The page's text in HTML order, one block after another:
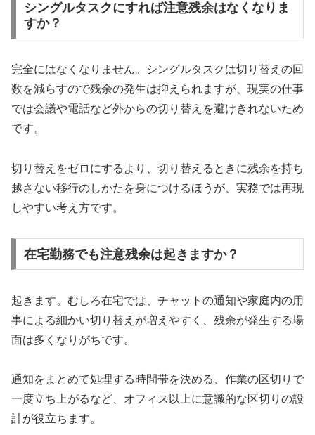
シングルタスクにすれば注意残余はなくなりま
すか？
完全にはなくなりません。シングルタスクは切り替えの回
数を減らすので残余の発生は抑えられますが、現実の仕事
では会議や電話など外からの切り替えを避けきれないため
です。
切り替えをゼロにするより、切り替えるときに残余を持ち
越さない移行のしかたを身につけるほうが、実務では再現
しやすい考え方です。
在宅勤務でも注意残余は起きますか？
起きます。むしろ在宅では、チャットの通知や家庭内の用
事による細かい切り替えが増えやすく、残余が発生する場
面は多くなりがちです。
通知をまとめて処理する時間帯を決める、作業の区切りで
一度立ち上がるなど、オフィス以上に意識的な区切りの設
計が役立ちます。